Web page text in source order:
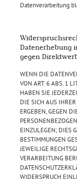
Datenverarbeitung
Datenerhebung
gegen
WENN DIE
VON ART. 6 ABS. 1
HABEN SIE
DIE SICH AUS
ERGEBEN, GEGEN
EINZULEGEN; DIES
BESTIMMUNGEN
JEWEILIGE
VERARBEITUNG
WIDERSPRUCH